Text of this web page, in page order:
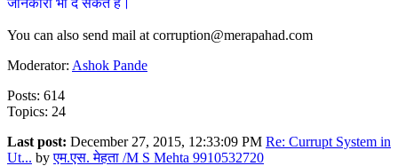
You can also send mail at corruption@merapahad.com
Moderator: Ashok Pande
Posts: 614
Topics: 24
Last post: December 27, 2015, 12:33:09 PM Re: Currupt System in
Ut... byएम.एस. मेहता /M S Mehta 9910532720